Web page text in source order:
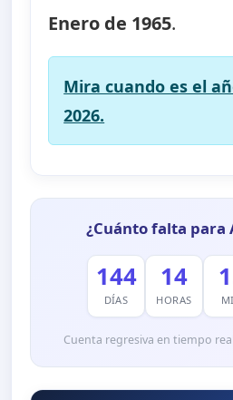
Enero de 1965.
Mira cuando es el
2026.
¿Cuánto falta para
144
DÍAS
14
HORAS
Cuenta regresiva en tiempo